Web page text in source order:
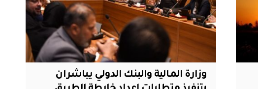
وزارة المالية والبنك الدولي يباشران